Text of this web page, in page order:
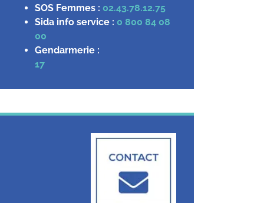
SOS Femmes : 02.43.78.12.75
Sida info service : 0 800 84 08
00
Gendarmerie :
17